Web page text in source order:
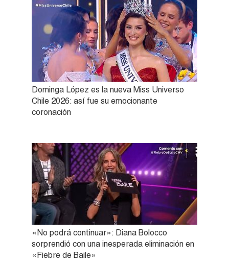
Dominga López es la nueva Miss Universo
Chile 2026: así fue su emocionante
coronación
«No podrá continuar»: Diana Bolocco
sorprendió con una inesperada eliminación en
«Fiebre de Baile»